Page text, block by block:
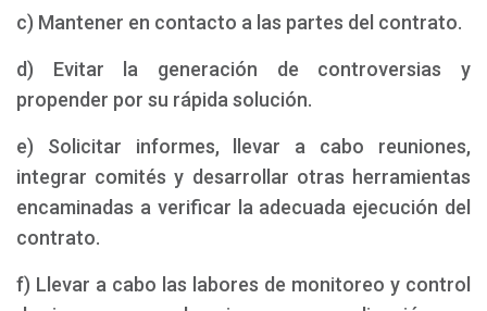
c) Mantener en contacto a las partes del contrato.
d) Evitar la generación de controversias y
propender por su rápida solución.
e) Solicitar informes, llevar a cabo reuniones,
integrar comités y desarrollar otras herramientas
encaminadas a verificar la adecuada ejecución del
contrato.
f) Llevar a cabo las labores de monitoreo y control